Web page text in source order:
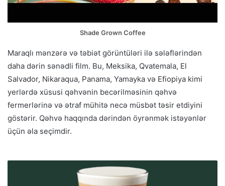
Shade Grown Coffee
Maraqlı mənzərə və təbiət görüntüləri ilə sələflərindən
daha dərin sənədli film. Bu, Meksika, Qvatemala, El
Salvador, Nikaraqua, Panama, Yamayka və Efiopiya kimi
yerlərdə xüsusi qəhvənin becərilməsinin qəhvə
fermerlərinə və ətraf mühitə necə müsbət təsir etdiyini
göstərir. Qəhvə haqqında dərindən öyrənmək istəyənlər
üçün əla seçimdir.